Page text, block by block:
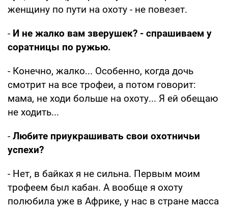
женщину по пути на охоту - не повезет.
- И не жалко вам зверушек? - спрашиваем у
соратницы по ружью.
- Конечно, жалко... Особенно, когда дочь
смотрит на все трофеи, а потом говорит:
мама, не ходи больше на охоту... Я ей обещаю
не ходить...
- Любите приукрашивать свои охотничьи
успехи?
- Нет, в байках я не сильна. Первым моим
трофеем был кабан. А вообще я охоту
полюбила уже в Африке, у нас в стране масса